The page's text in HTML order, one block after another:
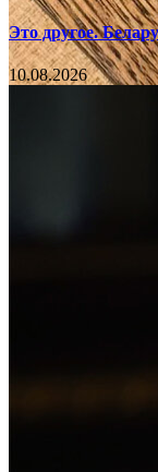
Это другое.
10.08.2026